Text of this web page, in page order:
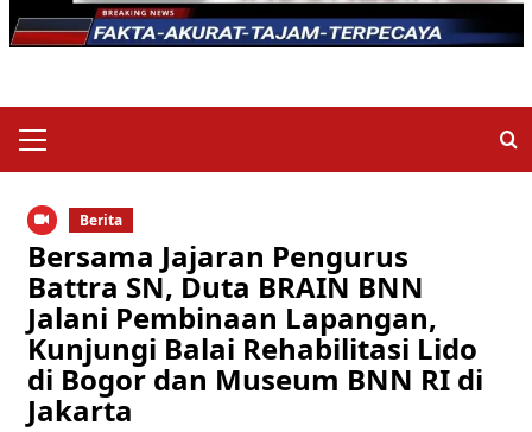
Menu
Berita
Bersama Jajaran Pengurus
Battra SN, Duta BRAIN BNN
Jalani Pembinaan Lapangan,
Kunjungi Balai Rehabilitasi Lido
di Bogor dan Museum BNN RI di
Jakarta